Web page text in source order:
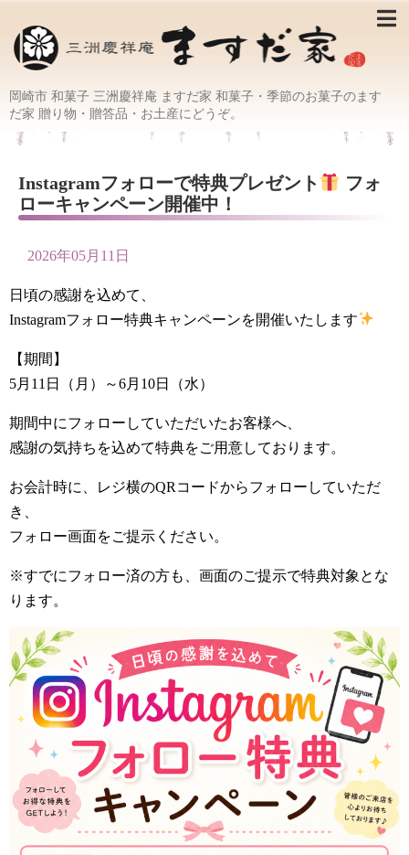
岡崎市 和菓子 三洲慶祥庵 ますだ家 和菓子・季節のお菓子のます
だ家 贈り物・贈答品・お土産にどうぞ。
Instagramフォローで特典プレゼント
フォ
ローキャンペーン開催中！
2026年05月11日
日頃の感謝を込めて、
Instagramフォロー特典キャンペーンを開催いたします
【期間】
5月11日（月）～6月10日（水）
期間中にフォローしていただいたお客様へ、
感謝の気持ちを込めて特典をご用意しております。
お会計時に、レジ横のQRコードからフォローしていただ
き、
フォロー画面をご提示ください。
※すでにフォロー済の方も、画面のご提示で特典対象とな
ります。